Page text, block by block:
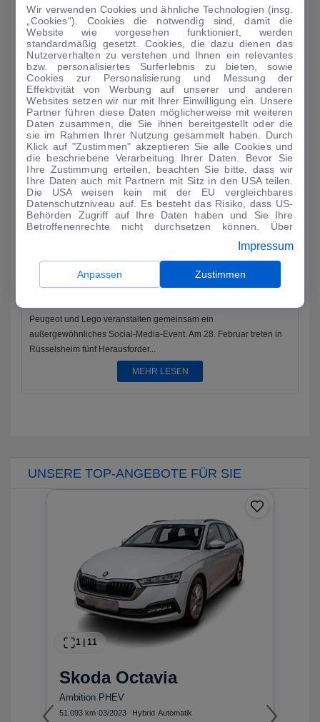
AUTO-MEDIENPORTAL: Genf 2024: Dacia mit drei
Premieren
Als einer der wenigen Autohersteller ist Dacia in der kommenden
Woche auf dem Auto-Salon in Genf vertreten. Auf einem 900
Quadratmeter groß...
MEHR LESEN
Peugeot und Lego veranstalten gemeinsam ein
außergewöhnliches Social-Media-Event. Am 28. Februar treten in
Rüsselsheim fünf Herausforder...
MEHR LESEN
UNSERE TOP-ANGEBOTE FÜR SIE
1 11
Skoda Octavia
Ambition PHEV
51.093 km 03/2023 Hybrid Automatik
Wir verwenden Cookies und ähnliche Technologien (insg.
„Cookies“). Cookies die notwendig sind, damit die
Website wie vorgesehen funktioniert, werden
standardmäßig gesetzt. Cookies, die dazu dienen das
Nutzerverhalten zu verstehen und Ihnen ein relevantes
bzw. personalisiertes Surferlebnis zu bieten, sowie
Cookies zur Personalisierung und Messung der
Effektivität von Werbung auf unserer und anderen
Websites setzen wir nur mit Ihrer Einwilligung ein. Unsere
Partner führen diese Daten möglicherweise mit weiteren
Daten zusammen, die Sie ihnen bereitgestellt oder die
sie im Rahmen Ihrer Nutzung gesammelt haben. Durch
Klick auf "Zustimmen" akzeptieren Sie alle Cookies und
die beschriebene Verarbeitung Ihrer Daten. Bevor Sie
Ihre Zustimmung erteilen, beachten Sie bitte, dass wir
Ihre Daten auch mit Partnern mit Sitz in den USA teilen.
Die USA weisen kein mit der EU vergleichbares
Datenschutzniveau auf. Es besteht das Risiko, dass US-
Behörden Zugriff auf Ihre Daten haben und Sie Ihre
Betroffenenrechte nicht durchsetzen können. Über
anpassen. Dies ist auch später jederzeit im Bereich
Cookie-Richtliniemöglich. Weitere Informationen finden
Sie in unsererDatenschutzerklärung .
Impressum
Anpassen Zustimmen